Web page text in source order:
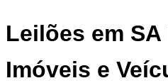
Leilões em
Imóveis e